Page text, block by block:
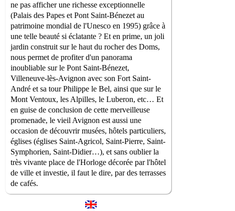
ne pas afficher une richesse exceptionnelle
(Palais des Papes et Pont Saint-Bénezet au
patrimoine mondial de l'Unesco en 1995) grâce à
une telle beauté si éclatante ? Et en prime, un joli
jardin construit sur le haut du rocher des Doms,
nous permet de profiter d'un panorama
inoubliable sur le Pont Saint-Bénezet,
Villeneuve-lès-Avignon avec son Fort Saint-
André et sa tour Philippe le Bel, ainsi que sur le
Mont Ventoux, les Alpilles, le Luberon, etc… Et
en guise de conclusion de cette merveilleuse
promenade, le vieil Avignon est aussi une
occasion de découvrir musées, hôtels particuliers,
églises (églises Saint-Agricol, Saint-Pierre, Saint-
Symphorien, Saint-Didier…), et sans oublier la
très vivante place de l'Horloge décorée par l'hôtel
de ville et investie, il faut le dire, par des terrasses
de cafés.